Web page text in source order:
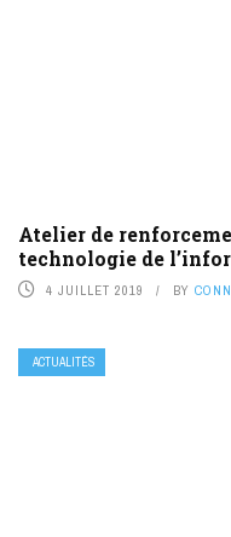
Atelier de
technologie de
4 JUILLET 2019 BY
ACTUALITÉS